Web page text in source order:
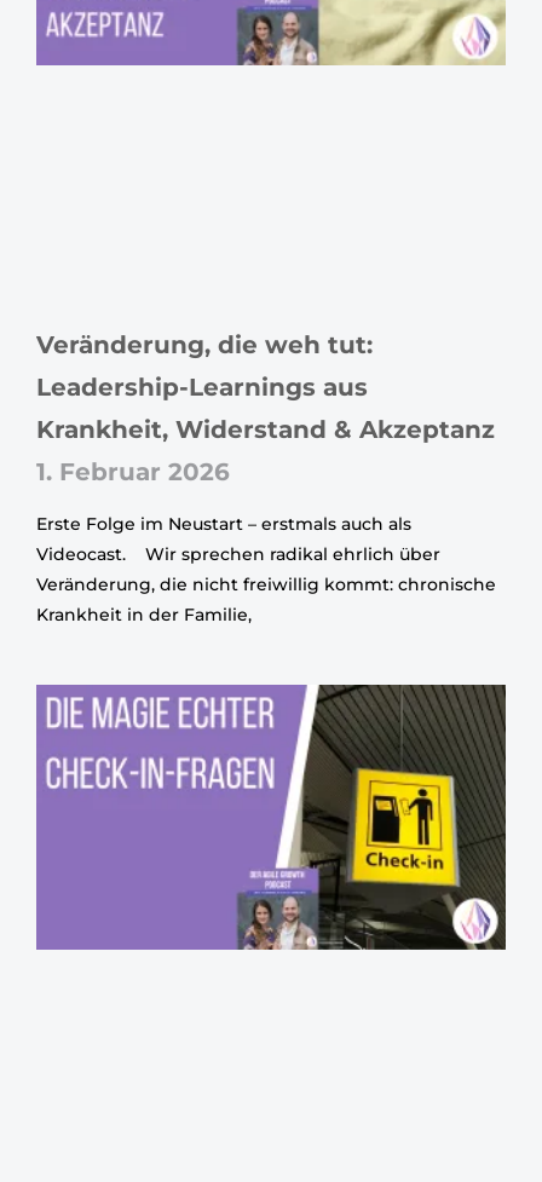
Veränderung, die weh tut:
Leadership-Learnings aus
Krankheit, Widerstand & Akzeptanz
1. Februar 2026
Erste Folge im Neustart – erstmals auch als
Videocast. Wir sprechen radikal ehrlich über
Veränderung, die nicht freiwillig kommt: chronische
Krankheit in der Familie,